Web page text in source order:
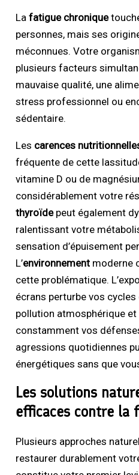
Lafatigue chronique
personnes, mais ses
méconnues. Votre
plusieurs facteurs
mauvaise qualité, une
stress professionnel ou
sédentaire.
Les carences
fréquente de cette
vitamine D ou de
considérablement votre
thyroïdepeut également
ralentissant votre
sensation d’épuisement
L’environnement moderne
cette problématique.
écrans perturbe vos
pollution atmosphérique
constamment vos
agressions quotidiennes
énergétiques sans que
Les solutions
efficaces contre la
Plusieurs approches
restaurer durablement